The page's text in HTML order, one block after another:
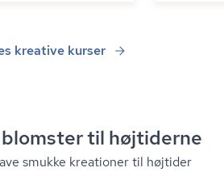
kreative kurser
til højtiderne
smukke kreationer til højtider